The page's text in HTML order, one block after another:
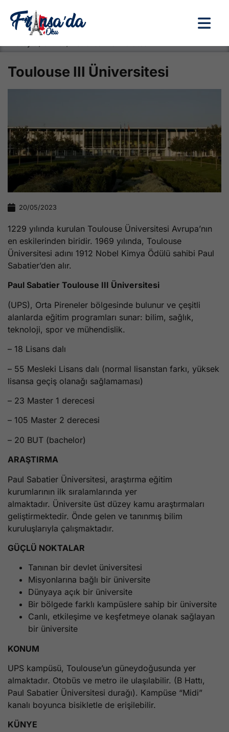
Toulouse III Üniversitesi
20/05/2023
1229 yılında kurulan Toulouse Üniversitesi Avrupa’nın
en eskilerinden biridir. 1969 yılında, Toulouse
Üniversitesi adını 1912 Nobel Kimya Ödülü sahibi Paul
Sabatier’den alır.
Paul Sabatier Toulouse III Üniversitesi
(UPS), Orta Pireneler bölgesinde bulunur ve çeşitli
alanlarda eğitim programları sunar: bilim, sağlık,
teknoloji, spor ve mühendislik.
– 18 Lisans dalı
– 55 Mesleki Lisans dalı (normal lisanstan farkı, yüksek
lisansa geçiş olanağı sağlamaması)
– 23 Master 1 derecesi
– 105 Master 2 derecesi
– 20 BUT (bachelor)
ARAŞTIRMA
Paul Sabatier Üniversitesi, araştırma eğitim
kurumlarının ilk sıralamlarında yer
almaktadır. Üniversite üst düzey kamu araştırmaları
geliştirmektedir. Önde gelen ve tanınmış bilim
kuruluşlarıyla çalışmaktadır.
GÜÇLÜ NOKTALAR
Tanınan bir devlet üniversitesi
Misyonlarına bağlı bir üniversite
Dünyaya açık bir üniversite
Bir bölgede farklı kampüslere sahip bir üniversite
Canlı, etkileşime ve keşfetmeye olanak sağlayan
bir üniversite
KONUM
UPS kampüsü, Toulouse’un güneydoğusunda yer
almaktadır. Otobüs ve metro ile ulaşılabilir. (B Hattı,
Paul Sabatier Üniversitesi durağı). Kampüse “Midi”
kanalı boyunca bisikletle de erişilebilir.
KÜNYE